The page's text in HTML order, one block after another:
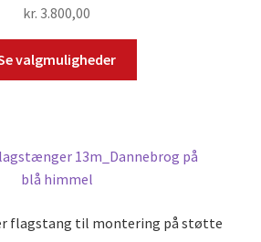
kr. 3.800,00
valgmuligheder
flagstang til montering på støtte